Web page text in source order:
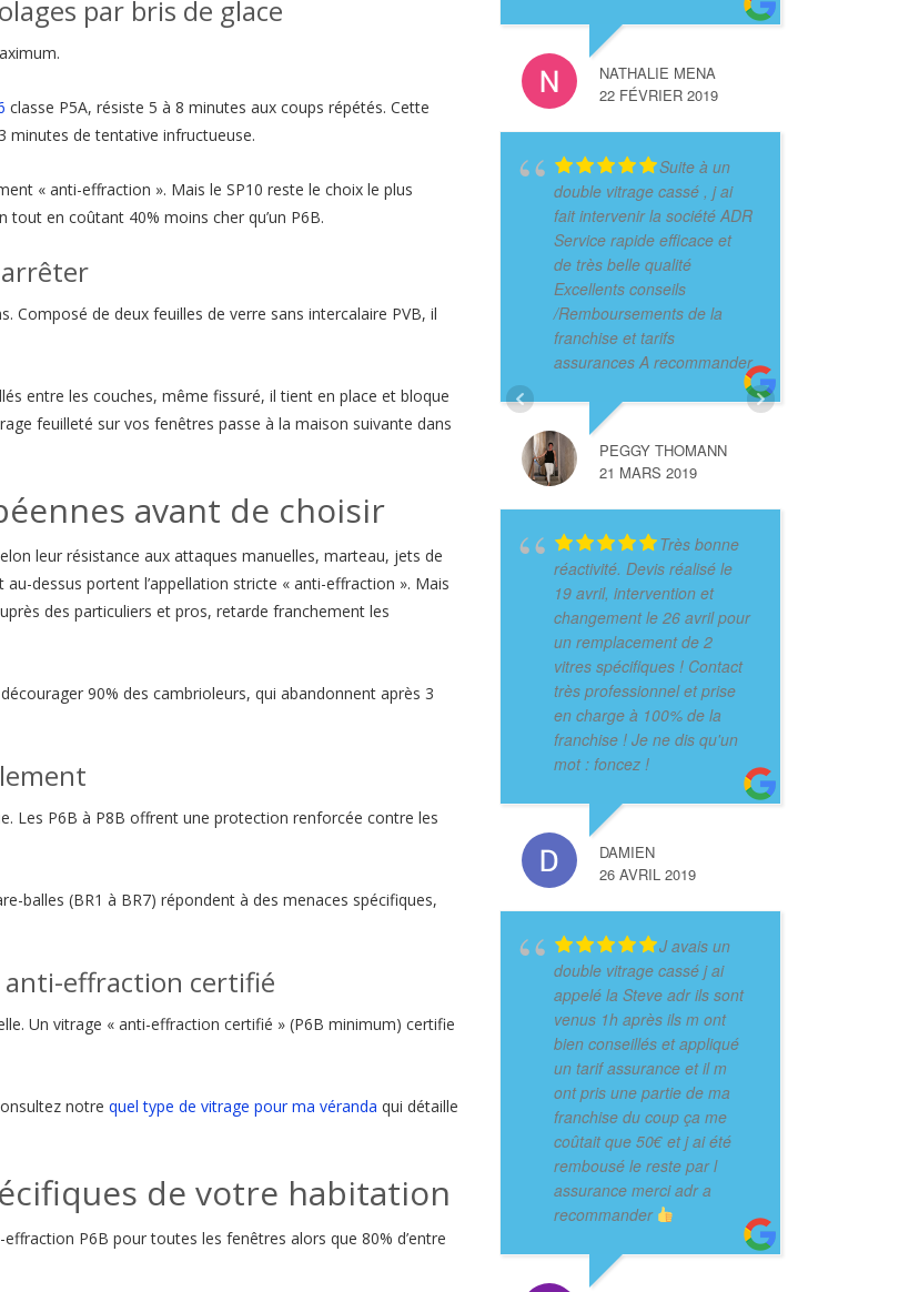
par bris de glace
classe P5A, résiste 5 à 8 minutes aux coups répétés. Cette
minutes de tentative infructueuse.
« anti-effraction ». Mais le SP10 reste le choix le plus
en coûtant 40% moins cher qu’un P6B.
de deux feuilles de verre sans intercalaire PVB, il
entre les couches, même fissuré, il tient en place et bloque
feuilleté sur vos fenêtres passe à la maison suivante dans
avant de choisir
leur résistance aux attaques manuelles, marteau, jets de
dessus portent l’appellation stricte « anti-effraction ». Mais
des particuliers et pros, retarde franchement les
90% des cambrioleurs, qui abandonnent après 3
Les P6B à P8B offrent une protection renforcée contre les
balles (BR1 à BR7) répondent à des menaces spécifiques,
effraction certifié
Un vitrage « anti-effraction certifié » (P6B minimum) certifie
notre quel type de vitrage pour ma véranda qui détaille
de votre habitation
P6B pour toutes les fenêtres alors que 80% d’entre
NATHALIE MENA
22 FÉVRIER 2019
Suite à un
double vitrage cassé , j ai
fait intervenir la société ADR
Service rapide efficace et
de très belle qualité
Excellents conseils
/Remboursements de la
franchise et tarifs
assurances A recommander
PEGGY THOMANN
21 MARS 2019
Très bonne
réactivité. Devis réalisé le
19 avril, intervention et
changement le 26 avril pour
un remplacement de 2
vitres spécifiques ! Contact
très professionnel et prise
en charge à 100% de la
franchise ! Je ne dis qu'un
mot : foncez !
DAMIEN
26 AVRIL 2019
J avais un
double vitrage cassé j ai
appelé la Steve adr ils sont
venus 1h après ils m ont
bien conseillés et appliqué
un tarif assurance et il m
ont pris une partie de ma
franchise du coup ça me
coûtait que 50€ et j ai été
rembousé le reste par l
assurance merci adr a
recommander